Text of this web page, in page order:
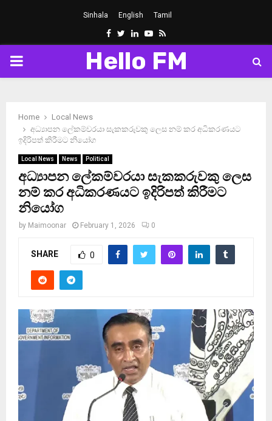
Sinhala English Tamil
Facebook
Twitter
LinkedinYoutube
Rss
PRIMARY
Hello FM
Home
Local News
අධ්‍යාපන ලේකම්වරයා සැකකරුවකු ලෙස නම් කර අධිකරණයට
ඉදිරිපත් කිරීමට නියෝග
Local News News Political
අධ්‍යාපන ලේකම්වරයා සැකකරුවකු ලෙස
නම් කර අධිකරණයට ඉදිරිපත් කිරීමට
නියෝග
by Maimoonar February 1, 2026 0
SHARE 0